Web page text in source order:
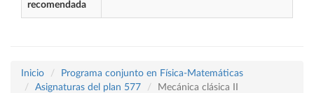
recomendada
Inicio
Programa conjunto en Física-Matemáticas
Asignaturas del plan 577
Mecánica clásica II